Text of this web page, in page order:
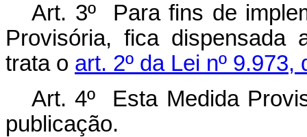
Art. 3º Para fins de
Provisória, fica dispensada
trata o art. 2º da Lei nº
Art. 4º Esta Medida
publicação.